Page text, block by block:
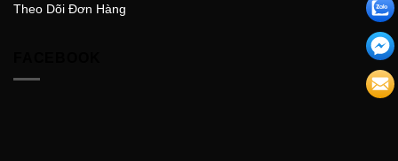
Theo Dõi Đơn Hàng